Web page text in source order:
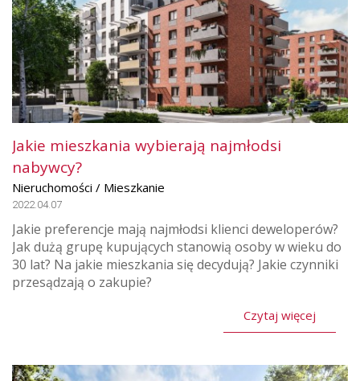
Jakie mieszkania wybierają najmłodsi
nabywcy?
Nieruchomości / Mieszkanie
2022.04.07
Jakie preferencje mają najmłodsi klienci deweloperów?
Jak dużą grupę kupujących stanowią osoby w wieku do
30 lat? Na jakie mieszkania się decydują? Jakie czynniki
przesądzają o zakupie?
Czytaj więcej